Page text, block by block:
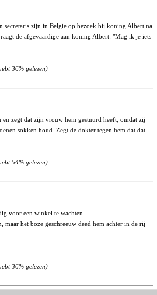
secretaris zijn in Belgie op bezoek bij koning Albert na
de afgevaardige aan koning Albert: "Mag ik je iets
36% gelezen)
zegt dat zijn vrouw hem gestuurd heeft, omdat zij
sokken houd. Zegt de dokter tegen hem dat dat
54% gelezen)
voor een winkel te wachten.
maar het boze geschreeuw deed hem achter in de rij
36% gelezen)